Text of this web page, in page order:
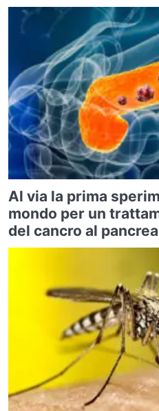
Al via la prima
mondo per un
del cancro al